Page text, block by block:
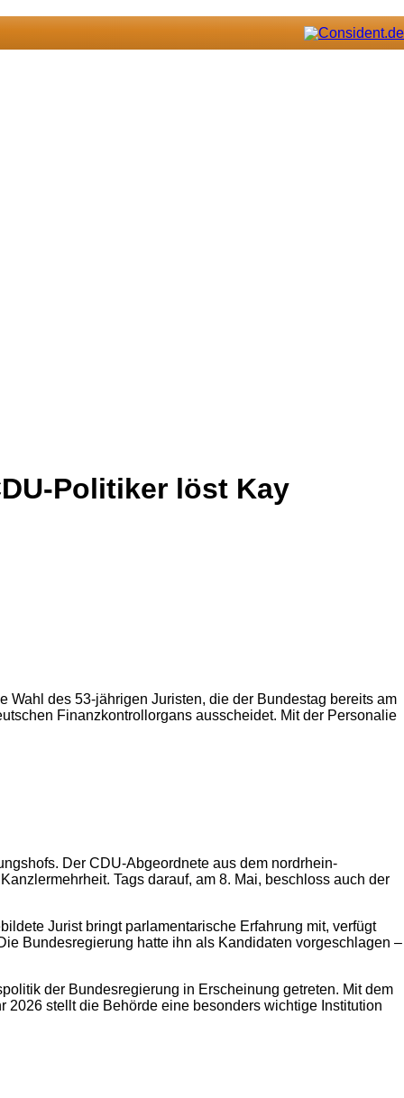
Politiker löst Kay
des 53-jährigen Juristen, die der Bundestag bereits am
Finanzkontrollorgans ausscheidet. Mit der Personalie
Der CDU-Abgeordnete aus dem nordrhein-
Tags darauf, am 8. Mai, beschloss auch der
Jurist bringt parlamentarische Erfahrung mit, verfügt
Bundesregierung hatte ihn als Kandidaten vorgeschlagen –
der Bundesregierung in Erscheinung getreten. Mit dem
stellt die Behörde eine besonders wichtige Institution